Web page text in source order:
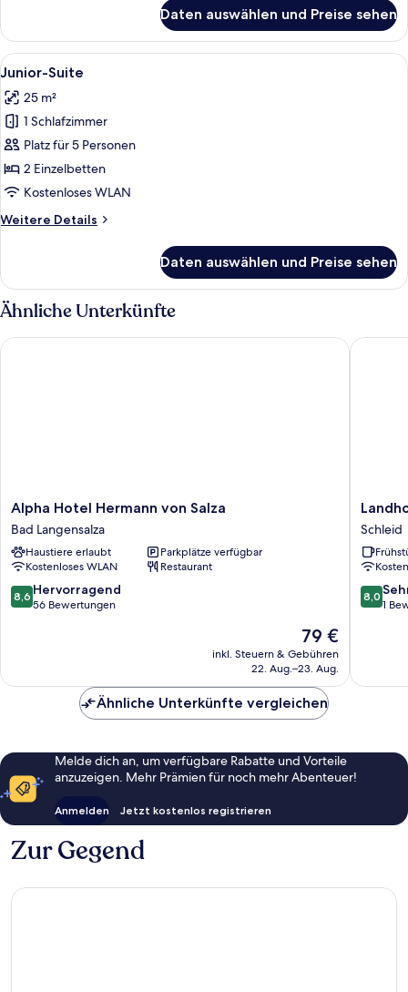
oder
Zweibettzimmer
Daten auswählen und Preise sehen
Alle
Fotos
für
Junior-
Suite
anzeigen
Ein Hotelzimmer mit einem Bett,
5
Junior-Suite
25 m²
1 Schlafzimmer
Platz für 5 Personen
2 Einzelbetten
Kostenloses WLAN
Weitere Details
Weitere
Suite
Daten auswählen und Preise sehen
Ähnliche Unterkünfte
Alpha
Hotel
Hermann
von
Salza
Bad
Langensalza
Alpha Hotel Hermann von Salza
Bad Langensalza
Haustiere erlaubt
Parkplätze verfügbar
Kostenloses WLAN
Restaurant
8.6
von
8,6 Hervorragend
56 Bewertungen
Der
Preis
beträgt
79 €
inkl. Steuern & Gebühren
22. Aug.–23. Aug.
Alpha Hotel Hermann von Salza
Zur
Schleid
Schleid
8.0
von
8,0
1
Ähnliche Unterkünfte vergleichen
Melde dich an, um verfügbare Rabatte und Vorteile
anzuzeigen. Mehr Prämien für noch mehr Abenteuer!
Anmelden Jetzt kostenlos registrieren
Zur Gegend